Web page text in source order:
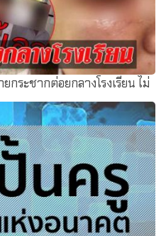
ระชากต่อยกลางโรงเรียน ไม่